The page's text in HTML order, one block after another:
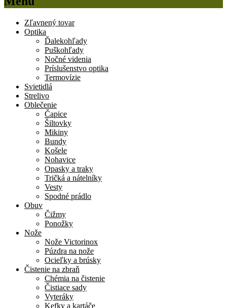
Zľavnený tovar
Optika
Ďalekohľady
Puškohľady
Nočné videnia
Príslušenstvo optika
Termovízie
Svietidlá
Strelivo
Oblečenie
Čapice
Šiltovky
Mikiny
Bundy
Košele
Nohavice
Opasky a traky
Tričká a nátelníky
Vesty
Spodné prádlo
Obuv
Čižmy
Ponožky
Nože
Nože Victorinox
Púzdra na nože
Ocieľky a brúsky
Čistenie na zbraň
Chémia na čistenie
Čistiace sady
Vyteráky
Kefky a kartáče